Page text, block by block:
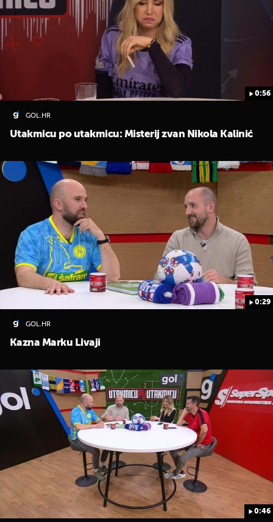
0:56
GOL.HR
Utakmicu po utakmicu: Misterij zvan Nikola Kalinić
0:29
GOL.HR
Kazna Marku Livaji
0:46